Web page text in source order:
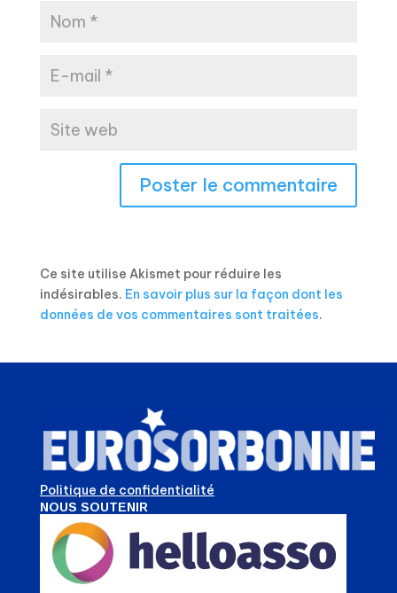
Ce site utilise Akismet pour réduire les
indésirables. En savoir plus sur la façon dont les
données de vos commentaires sont traitées.
Politique de confidentialité
NOUS SOUTENIR